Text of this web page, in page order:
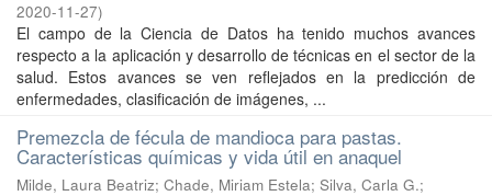
2020-11-27)
El campo de la Ciencia de Datos ha tenido muchos avances
respecto a la aplicación y desarrollo de técnicas en el sector de la
salud. Estos avances se ven reflejados en la predicción de
enfermedades, clasificación de imágenes, ...
Premezcla de fécula de mandioca para pastas.
Características químicas y vida útil en anaquel
Milde, Laura Beatriz; Chade, Miriam Estela; Silva, Carla G.;